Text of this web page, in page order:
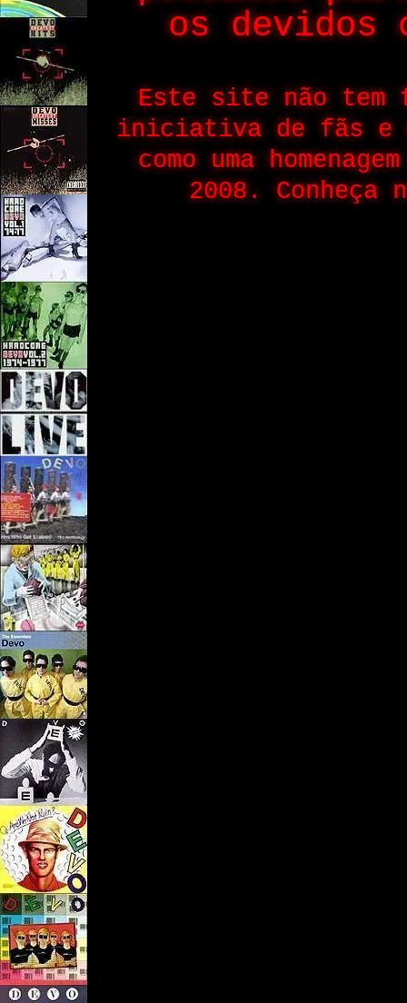
os devidos
Este site não tem
iniciativa de fãs e
como uma
2008. Conheça